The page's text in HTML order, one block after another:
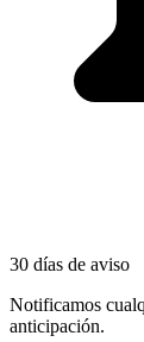
30 días de aviso
Notificamos
anticipación.